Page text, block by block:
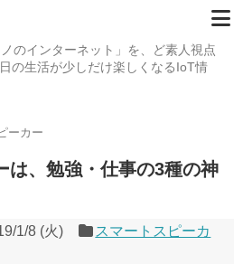
のインターネット」を、ど素人視点
の生活が少しだけ楽しくなるIoT情
ーカー
は、勉強・仕事の3種の神
1/8 (火)
スマートスピーカ